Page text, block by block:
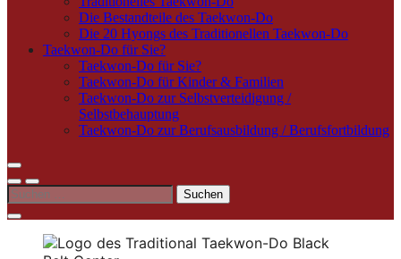
Die Bestandteile des Taekwon-Do
Die 20 Hyongs des Traditionellen Taekwon-Do
Taekwon-Do für Sie?
Taekwon-Do für Sie?
Taekwon-Do für Kinder & Familien
Taekwon-Do zur Selbstverteidigung /
Selbstbehauptung
Taekwon-Do zur Berufsausbildung / Berufsfortbildung
Suchen
nach: